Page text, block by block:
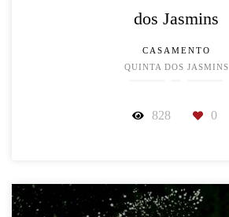
dos Jasmins
CASAMENTO
QUINTA DOS JASMINS
828 0